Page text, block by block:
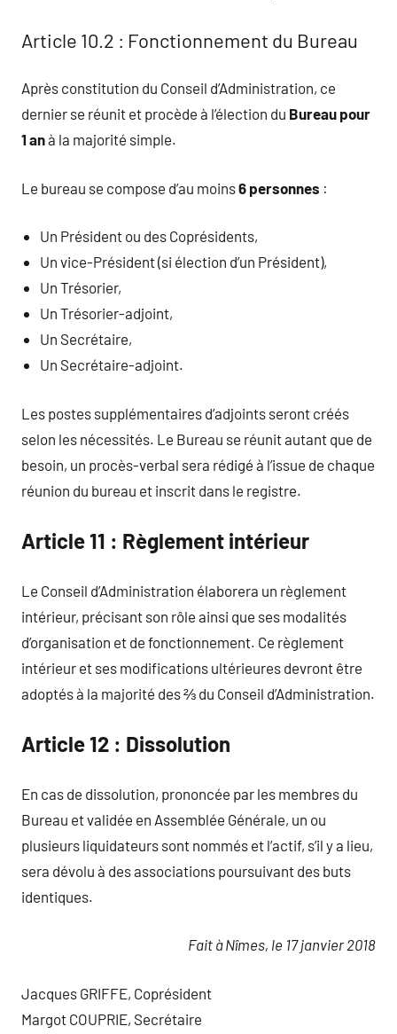
Article 10.2 : Fonctionnement du Bureau
Après constitution du Conseil d’Administration, ce
dernier se réunit et procède à l’élection du Bureau pour
1 anà la majorité simple.
Le bureau se compose d’au moins6 personnes :
Un Président ou des Coprésidents,
Un vice-Président (si élection d’un Président),
Un Trésorier,
Un Trésorier-adjoint,
Un Secrétaire,
Un Secrétaire-adjoint.
Les postes supplémentaires d’adjoints seront créés
selon les nécessités. Le Bureau se réunit autant que de
besoin, un procès-verbal sera rédigé à l’issue de chaque
réunion du bureau et inscrit dans le registre.
Article 11 : Règlement intérieur
Le Conseil d’Administration élaborera un règlement
intérieur, précisant son rôle ainsi que ses modalités
d’organisation et de fonctionnement. Ce règlement
intérieur et ses modifications ultérieures devront être
adoptés à la majorité des ⅔ du Conseil d’Administration.
Article 12 : Dissolution
En cas de dissolution, prononcée par les membres du
Bureau et validée en Assemblée Générale, un ou
plusieurs liquidateurs sont nommés et l’actif, s’il y a lieu,
sera dévolu à des associations poursuivant des buts
identiques.
Fait à Nîmes, le 17 janvier 2018
Jacques GRIFFE, Coprésident
Margot COUPRIE, Secrétaire